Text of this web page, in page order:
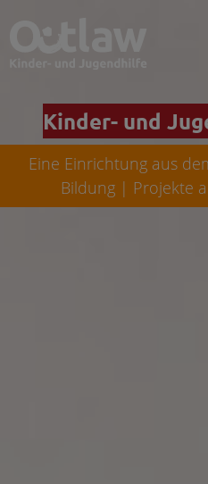
Kinder- und
Eine Einrichtung aus
Bildung | Projekte